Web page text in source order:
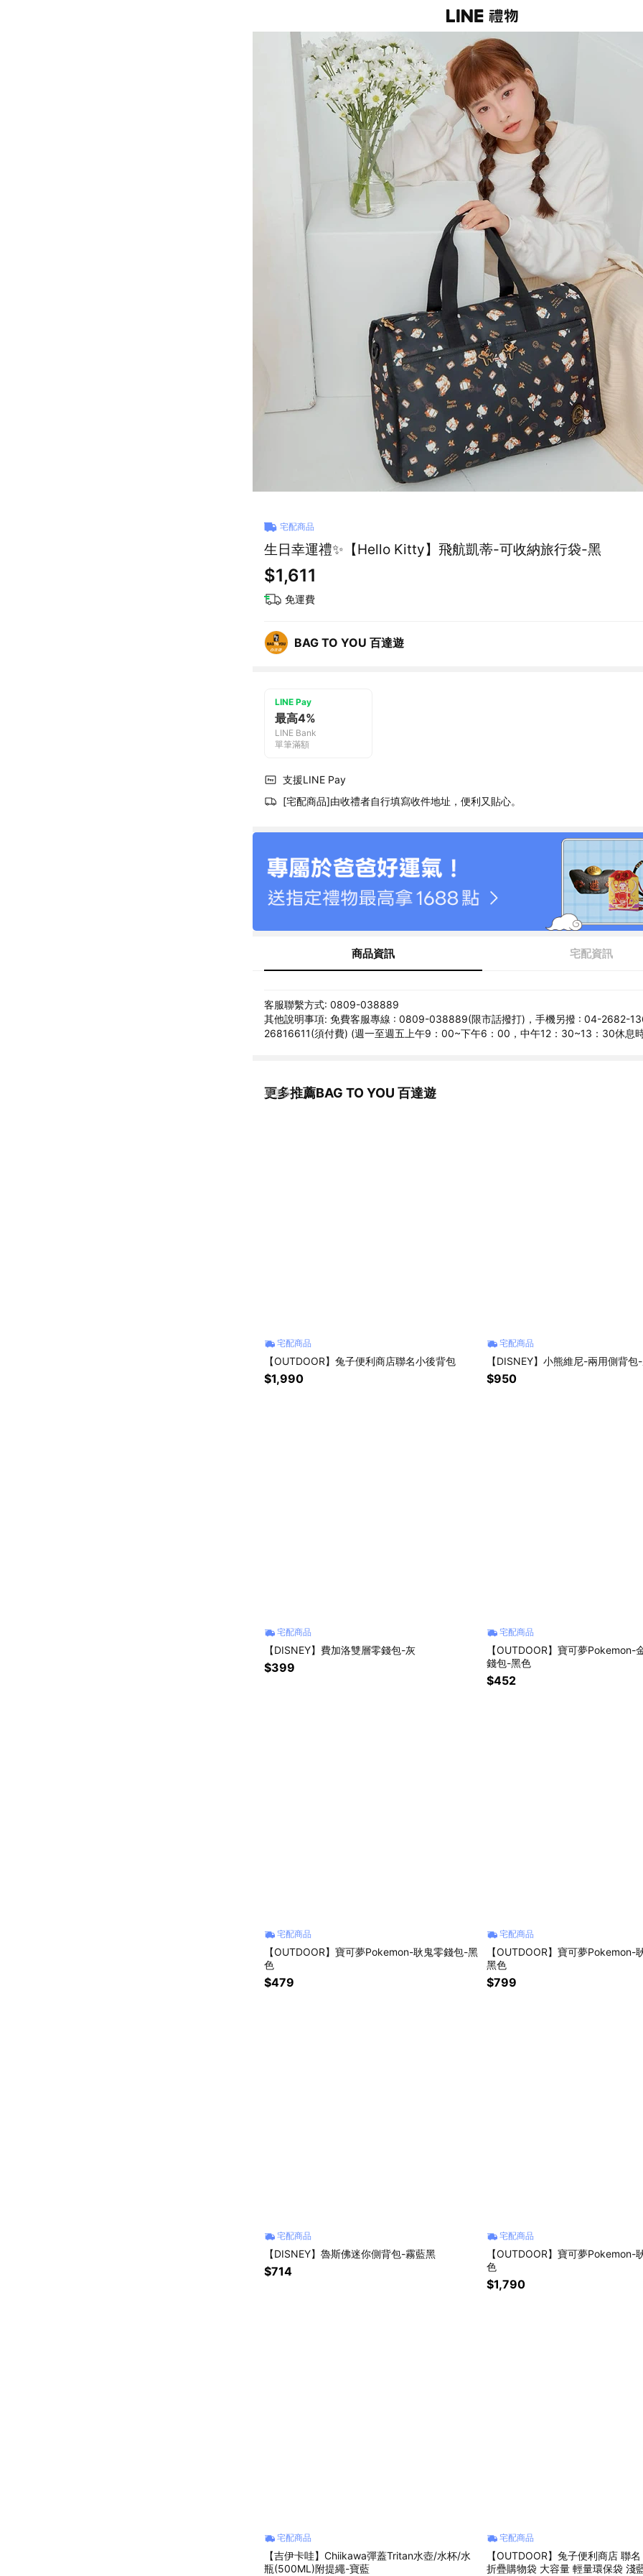
宅配商品
生日幸運禮✨【Hello Kitty】飛航凱蒂-可收納旅行袋-黑
$1,611
免運費
BAG TO YOU 百達遊
LINE Pay
最高4%
LINE Bank
單筆滿額
支援LINE Pay
[宅配商品]由收禮者自行填寫收件地址，便利又貼心。
商品資訊 宅配資訊
客服聯繫方式: 0809-038889
其他說明事項: 免費客服專線 : 0809-038889(限市話撥打)，手機另撥 : 04-2682-
26816611(須付費) (週一至週五上午9：00~下午6：00，中午12：30~13：30休息
更多推薦BAG TO YOU 百達遊
看更多
宅配商品
【OUTDOOR】兔子便利商店聯名小後背包
$1,990
宅配商品
【DISNEY】小熊維尼-兩用側背包
$950
宅配商品
【DISNEY】費加洛雙層零錢包-灰
$399
宅配商品
【OUTDOOR】寶可夢Pokemon-
錢包-黑色
$452
宅配商品
【OUTDOOR】寶可夢Pokemon-耿鬼零錢包-黑
色
$479
宅配商品
【OUTDOOR】寶可夢Pokemon-
黑色
$799
宅配商品
【DISNEY】魯斯佛迷你側背包-霧藍黑
$714
宅配商品
【OUTDOOR】寶可夢Pokemon-
色
$1,790
宅配商品
【吉伊卡哇】Chiikawa彈蓋Tritan水壺/水杯/水
瓶(500ML)附提繩-寶藍
宅配商品
【OUTDOOR】兔子便利商店 聯
折疊購物袋 大容量 輕量環保袋 淺